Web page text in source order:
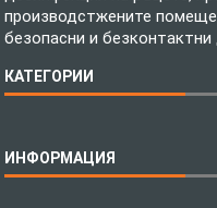
производстжените
безопасни и безконтактни
КАТЕГОРИИ
Бебешки спални комплекти
ИНФОРМАЦИЯ